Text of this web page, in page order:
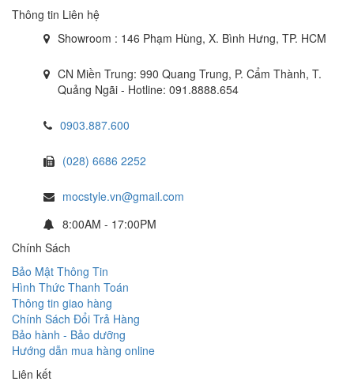
Thông tin Liên hệ
Showroom : 146 Phạm Hùng, X. Bình Hưng, TP. HCM
CN Miền Trung: 990 Quang Trung, P. Cẩm Thành, T.
Quảng Ngãi - Hotline: 091.8888.654
0903.887.600
(028) 6686 2252
mocstyle.vn@gmail.com
8:00AM - 17:00PM
Chính Sách
Bảo Mật Thông Tin
Hình Thức Thanh Toán
Thông tin giao hàng
Chính Sách Đổi Trả Hàng
Bảo hành - Bảo dưỡng
Hướng dẫn mua hàng online
Liên kết